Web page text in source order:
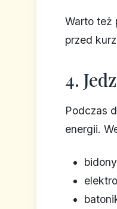
Warto też
przed
4.
Podczas
energii.